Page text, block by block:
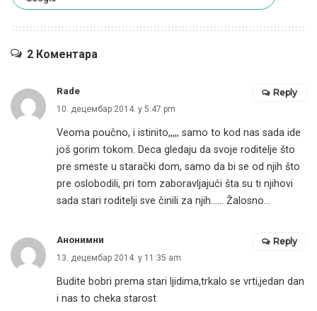
2 Коментара
Rade
10. децембар 2014. у 5:47 pm
Veoma poučno, i istinito,,,,, samo to kod nas sada ide
još gorim tokom. Deca gledaju da svoje roditelje što
pre smeste u starački dom, samo da bi se od njih što
pre oslobodili, pri tom zaboravljajući šta su ti njihovi
sada stari roditelji sve činili za njih…… Žalosno…
Reply
Анонимни
13. децембар 2014. у 11:35 am
Budite bobri prema stari ljidima,trkalo se vrti,jedan dan
i nas to cheka starost
Reply